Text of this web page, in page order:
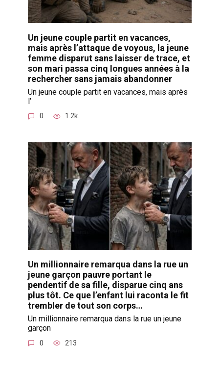
Un jeune couple partit en vacances,
mais après l’attaque de voyous, la jeune
femme disparut sans laisser de trace, et
son mari passa cinq longues années à la
rechercher sans jamais abandonner
Un jeune couple partit en vacances, mais après
l’
0 1.2k.
Un millionnaire remarqua dans la rue un
jeune garçon pauvre portant le
pendentif de sa fille, disparue cinq ans
plus tôt. Ce que l’enfant lui raconta le fit
trembler de tout son corps…
Un millionnaire remarqua dans la rue un jeune
garçon
0 213